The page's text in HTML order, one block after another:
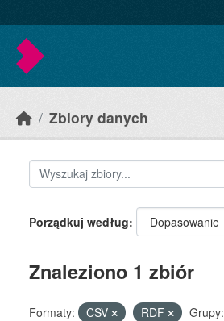
Zbiory danych
Porządkuj według
Znaleziono 1 zbiór
Formaty: CSV RDF Grupy: